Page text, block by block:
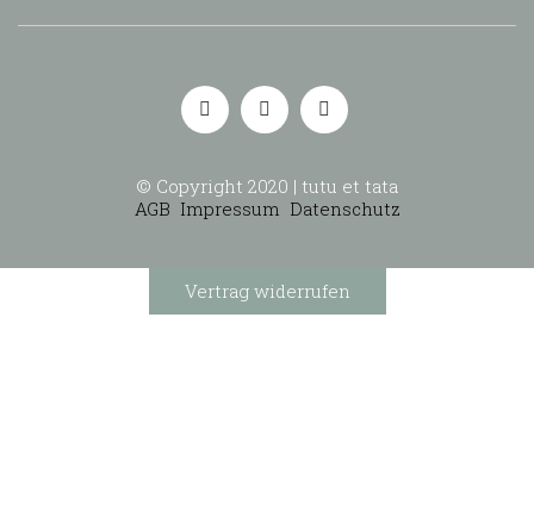
© Copyright 2020 | tutu et tata
AGB Impressum Datenschutz
Vertrag widerrufen